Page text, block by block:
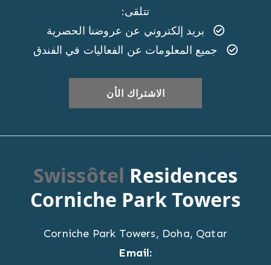
تتلقى:
بريد إلكتروني عن عروضنا الحصرية
جميع المعلومات عن الفعاليات في الفندق
Swissôtel Residences
Corniche Park Towers
Corniche Park Towers, Doha,Qatar
Email: